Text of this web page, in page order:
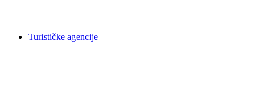
Turističke agencije